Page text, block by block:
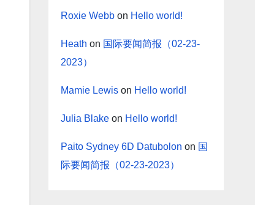
Roxie Webbon Hello world!
Heath on 国际要闻简报（02-23-
2023）
Mamie Lewison Hello world!
Julia Blakeon Hello world!
Paito Sydney 6D Datubolon on 国
际要闻简报（02-23-2023）